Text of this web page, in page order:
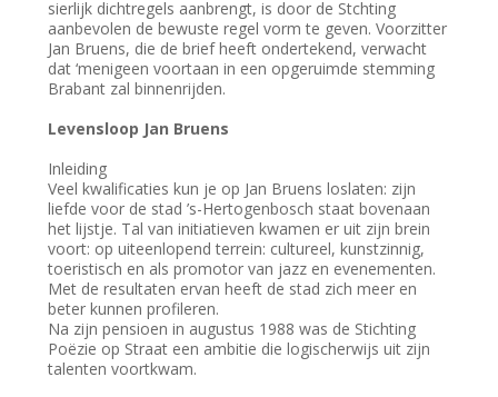
sierlijk dichtregels aanbrengt, is door de Stchting
aanbevolen de bewuste regel vorm te geven. Voorzitter
Jan Bruens, die de brief heeft ondertekend, verwacht
dat ‘menigeen voortaan in een opgeruimde stemming
Brabant zal binnenrijden.
Levensloop Jan Bruens
Inleiding
Veel kwalificaties kun je op Jan Bruens loslaten: zijn
liefde voor de stad ’s-Hertogenbosch staat bovenaan
het lijstje. Tal van initiatieven kwamen er uit zijn brein
voort: op uiteenlopend terrein: cultureel, kunstzinnig,
toeristisch en als promotor van jazz en evenementen.
Met de resultaten ervan heeft de stad zich meer en
beter kunnen profileren.
Na zijn pensioen in augustus 1988 was de Stichting
Poëzie op Straat een ambitie die logischerwijs uit zijn
talenten voortkwam.